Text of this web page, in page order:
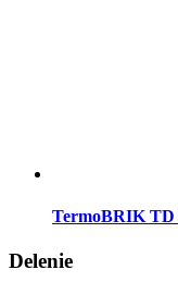
TermoBRIK TD
Delenie